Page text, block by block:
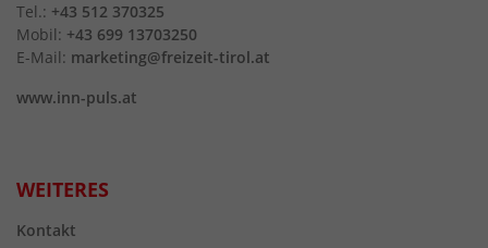
Tel.: +43 512 370325
Mobil: +43 699 13703250
E-Mail: marketing@freizeit-tirol.at
www.inn-puls.at
WEITERES
Kontakt